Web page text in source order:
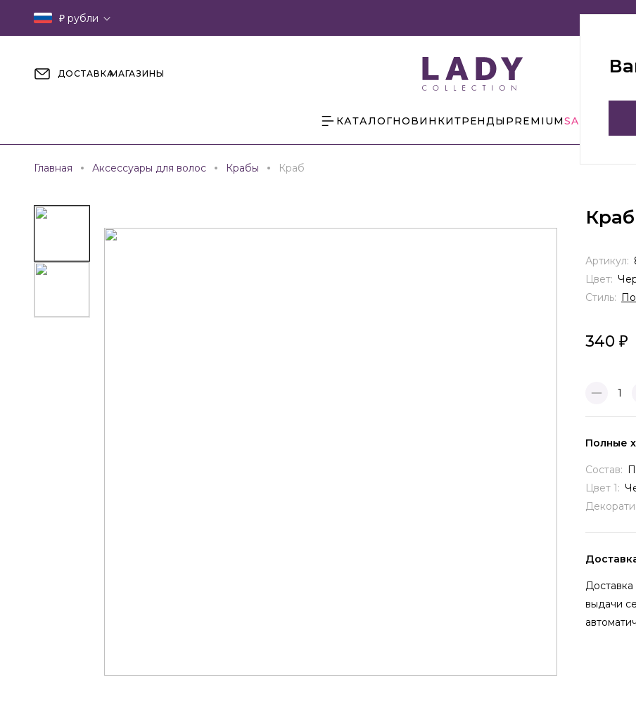
₽ рубли
ДОСТАВКАМАГАЗИНЫ
КАТАЛОГНОВИНКИТРЕНДЫ PREMIUMSALE
Главная Аксессуары для волос Крабы Краб
Краб
340
1
Артикул:
Цвет:
Стиль:
Полные
Состав:
Цвет 1:
выдачи